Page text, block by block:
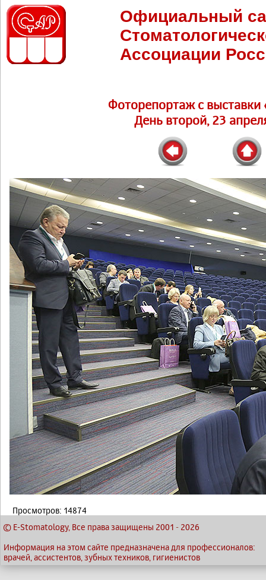
Официальный
Ассоциации
Фоторепортаж c выставки
День второй, 23
Просмотров: 14874
© E-Stomatology, Все права защищены 2001 - 2026
Информация на этом сайте предназначена для профессионалов:
врачей, ассистентов, зубных техников, гигиенистов